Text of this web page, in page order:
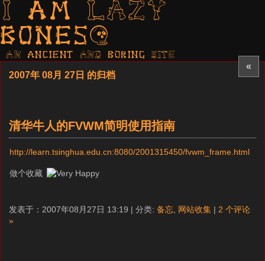
I am LAZY
bones?
AN ancient AND boring SITE
«
2007年 08月 27日 的归档
清华牛人的FVWM简明使用指南
http://learn.tsinghua.edu.cn:8080/2001315450/fvwm_frame.html
做个收藏
发表于：2007年08月27日 13:19 | 分类: 备忘 网站收集 | 2 个评论
»